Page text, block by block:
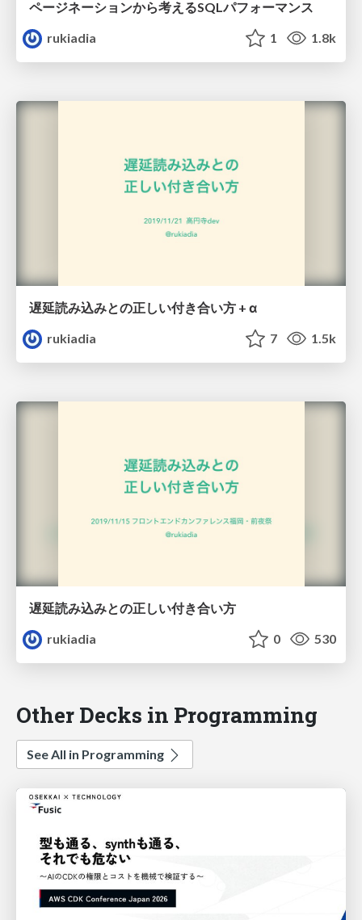
ページネーションから考えるSQLパフォーマンス
rukiadia
1 1.8k
遅延読み込みとの正しい付き合い方 + α
rukiadia
7 1.5k
遅延読み込みとの正しい付き合い方
rukiadia
0 530
Other Decks in Programming
See All in Programming